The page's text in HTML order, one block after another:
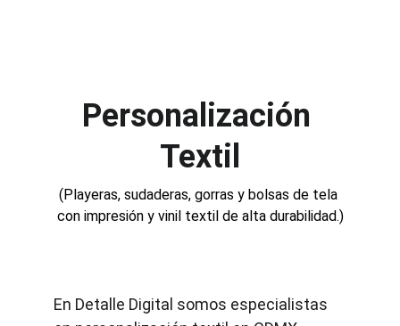
Personalización
Textil
(Playeras, sudaderas, gorras y bolsas de tela
con impresión y vinil textil de alta durabilidad.)
En Detalle Digital somos especialistas